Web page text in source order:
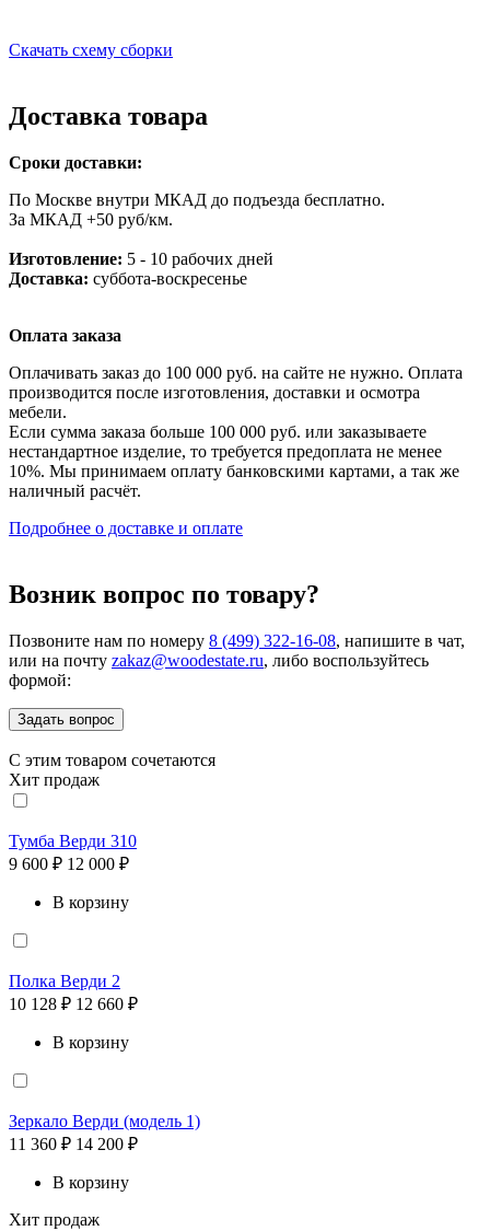
Скачать схему сборки
Доставка товара
Сроки доставки:
По Москве внутри МКАД до подъезда бесплатно.
За МКАД +50 руб/км.
Изготовление: 5 - 10 рабочих дней
Доставка: суббота-воскресенье
Оплата заказа
Оплачивать заказ до 100 000 руб. на сайте не нужно. Оплата
производится после изготовления, доставки и осмотра
мебели.
Если сумма заказа больше 100 000 руб. или заказываете
нестандартное изделие, то требуется предоплата не менее
10%. Мы принимаем оплату банковскими картами, а так же
наличный расчёт.
Подробнее о доставке и оплате
Возник вопрос по товару?
Позвоните нам по номеру 8 (499) 322-16-08, напишите в чат,
или на почту zakaz@woodestate.ru, либо воспользуйтесь
формой:
Задать вопрос
С этим товаром сочетаются
Хит продаж
Тумба Верди 310
9 600 ₽ 12 000 ₽
В корзину
Полка Верди 2
10 128 ₽ 12 660 ₽
В корзину
Зеркало Верди (модель 1)
11 360 ₽ 14 200 ₽
В корзину
Хит продаж